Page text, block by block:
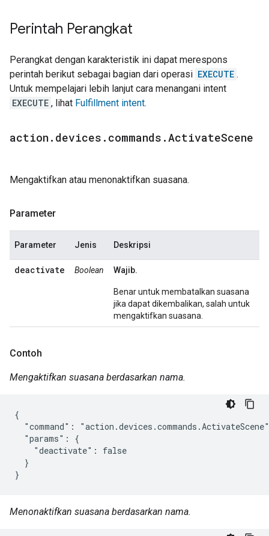
Perintah Perangkat
Perangkat dengan karakteristik ini dapat merespons
perintah berikut sebagai bagian dari operasi EXECUTE .
Untuk mempelajari lebih lanjut cara menangani intent
EXECUTE , lihat Fulfillment intent.
action . devices . commands .ActivateScene
Mengaktifkan atau menonaktifkan suasana.
Parameter
Parameter Jenis Deskripsi
deactivate Boolean Wajib.
Benar untuk membatalkan suasana
jika dapat dikembalikan, salah untuk
mengaktifkan suasana.
Contoh
Mengaktifkan suasana berdasarkan nama.
{
"command":
  "params": {
    "deactivate": false
  }
}
Menonaktifkan suasana berdasarkan nama.